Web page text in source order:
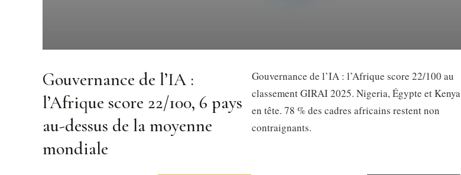
Gouvernance de l’IA :
l’Afrique score 22/100, 6 pays
au-dessus de la moyenne
mondiale
Gouvernance de l’IA : l’Afrique score 22/100 au
classement GIRAI 2025. Nigeria, Égypte et Kenya
en tête. 78 % des cadres africains restent non
contraignants.